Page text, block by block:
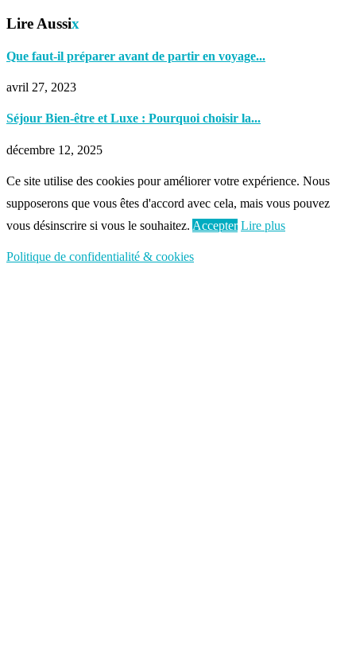
Lire Aussix
Que faut-il préparer avant de partir en voyage...
avril 27, 2023
Séjour Bien-être et Luxe : Pourquoi choisir la...
décembre 12, 2025
Ce site utilise des cookies pour améliorer votre expérience. Nous
supposerons que vous êtes d'accord avec cela, mais vous pouvez
vous désinscrire si vous le souhaitez. Accepter Lire plus
Politique de confidentialité & cookies